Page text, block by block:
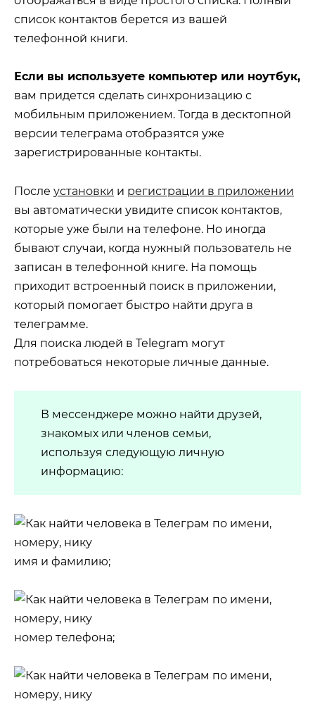
список контактов берется из вашей
телефонной книги.
Если вы используете компьютер или ноутбук,
вам придется сделать синхронизацию с
мобильным приложением. Тогда в десктопной
версии телеграма отобразятся уже
зарегистрированные контакты.
После установки и регистрации в приложении
вы автоматически увидите список контактов,
которые уже были на телефоне. Но иногда
бывают случаи, когда нужный пользователь не
записан в телефонной книге. На помощь
приходит встроенный поиск в приложении,
который помогает быстро найти друга в
телеграмме.
Для поиска людей в Telegram могут
потребоваться некоторые личные данные.
В мессенджере можно найти друзей,
знакомых или членов семьи,
используя следующую личную
информацию:
имя и фамилию;
номер телефона;